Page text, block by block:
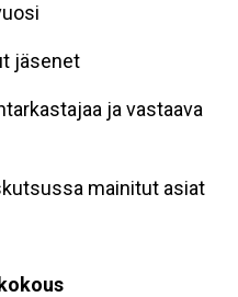
jäsenet
ja vastaava
mainitut asiat